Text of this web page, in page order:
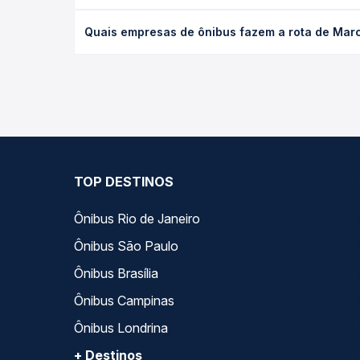
poltrona e a antecedência da compra. Na Quero
Quais empresas de ônibus fazem a rota de
TOP DESTINOS
Ônibus Rio de Janeiro
Ônibus São Paulo
Ônibus Brasília
Ônibus Campinas
Ônibus Londrina
+ Destinos